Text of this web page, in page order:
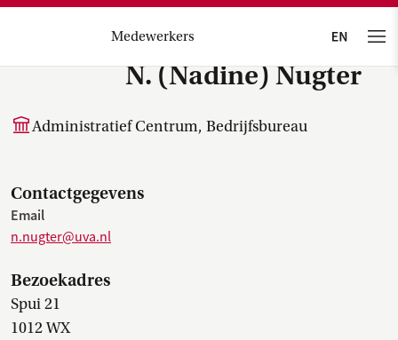
Medewerkers
N. (Nadine) Nugter
Administratief Centrum, Bedrijfsbureau
Contactgegevens
Email
n.nugter@uva.nl
Bezoekadres
Spui 21
1012 WX